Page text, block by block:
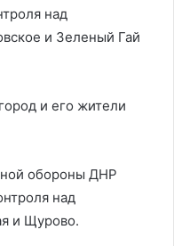
над
и Зеленый Гай
и его жители
обороны ДНР
над
и Щурово.